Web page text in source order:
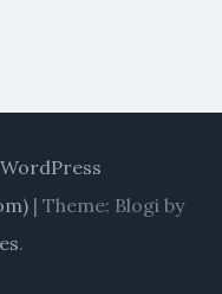
) | Theme: Blogi by
.